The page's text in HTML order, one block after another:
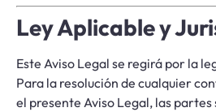
Ley Aplicable y
Este Aviso Legal se regirá por la
Para la resolución de cualquier
el presente Aviso Legal, las partes